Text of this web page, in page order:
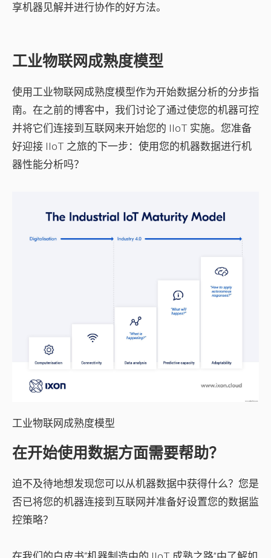
享机器见解并进行协作的好方法。
工业物联网成熟度模型
使用工业物联网成熟度模型作为开始数据分析的分步指
南。在之前的博客中，我们讨论了通过使您的机器可控
并将它们连接到互联网来开始您的 IIoT 实施。您准备
好迎接 IIoT 之旅的下一步：使用您的机器数据进行机
器性能分析吗？
工业物联网成熟度模型
在开始使用数据方面需要帮助？
迫不及待地想发现您可以从机器数据中获得什么？您是
否已将您的机器连接到互联网并准备好设置您的数据监
控策略？